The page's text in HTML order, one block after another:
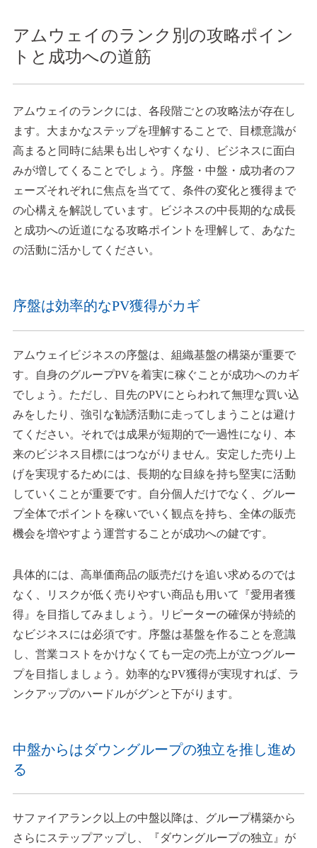
アムウェイのランク別の攻略ポイン
トと成功への道筋
アムウェイのランクには、各段階ごとの攻略法が存在し
ます。大まかなステップを理解することで、目標意識が
高まると同時に結果も出しやすくなり、ビジネスに面白
みが増してくることでしょう。序盤・中盤・成功者のフ
ェーズそれぞれに焦点を当てて、条件の変化と獲得まで
の心構えを解説しています。ビジネスの中長期的な成長
と成功への近道になる攻略ポイントを理解して、あなた
の活動に活かしてください。
序盤は効率的なPV獲得がカギ
アムウェイビジネスの序盤は、組織基盤の構築が重要で
す。自身のグループPVを着実に稼ぐことが成功へのカギ
でしょう。ただし、目先のPVにとらわれて無理な買い込
みをしたり、強引な勧誘活動に走ってしまうことは避け
てください。それでは成果が短期的で一過性になり、本
来のビジネス目標にはつながりません。安定した売り上
げを実現するためには、長期的な目線を持ち堅実に活動
していくことが重要です。自分個人だけでなく、グルー
プ全体でポイントを稼いでいく観点を持ち、全体の販売
機会を増やすよう運営することが成功への鍵です。
具体的には、高単価商品の販売だけを追い求めるのでは
なく、リスクが低く売りやすい商品も用いて『愛用者獲
得』を目指してみましょう。リピーターの確保が持続的
なビジネスには必須です。序盤は基盤を作ることを意識
し、営業コストをかけなくても一定の売上が立つグルー
プを目指しましょう。効率的なPV獲得が実現すれば、ラ
ンクアップのハードルがグンと下がります。
中盤からはダウングループの独立を推し進め
る
サファイアランク以上の中盤以降は、グループ構築から
さらにステップアップし、『ダウングループの独立』が